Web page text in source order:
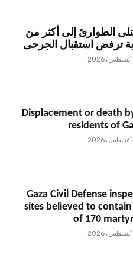
الطوارئ إلى أكثر من
Displacement or death
residents of
Gaza Civil Defense
sites believed to
of 170